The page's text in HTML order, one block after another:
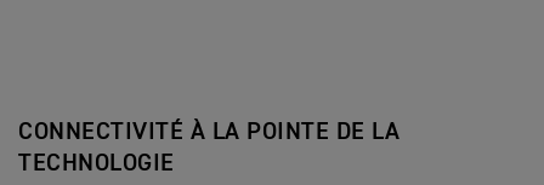
CONNECTIVITÉ À LA POINTE DE LA
TECHNOLOGIE